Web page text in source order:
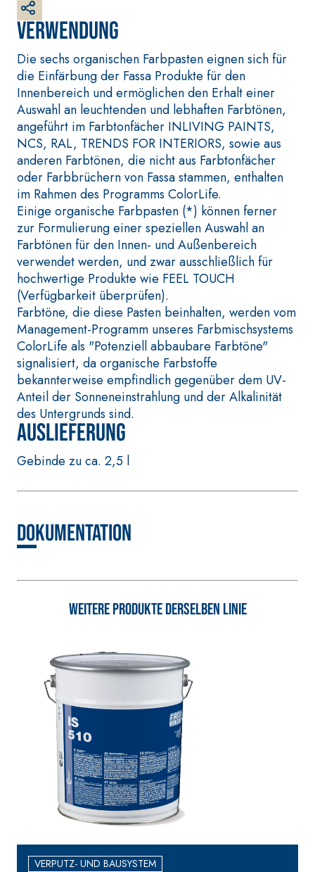
Verwendung
Die sechs organischen Farbpasten eignen sich für
die Einfärbung der Fassa Produkte für den
Innenbereich und ermöglichen den Erhalt einer
Auswahl an leuchtenden und lebhaften Farbtönen,
angeführt im Farbtonfächer INLIVING PAINTS,
NCS, RAL, TRENDS FOR INTERIORS, sowie aus
anderen Farbtönen, die nicht aus Farbtonfächer
oder Farbbrüchern von Fassa stammen, enthalten
im Rahmen des Programms ColorLife.
Einige organische Farbpasten (*) können ferner
zur Formulierung einer speziellen Auswahl an
Farbtönen für den Innen- und Außenbereich
verwendet werden, und zwar ausschließlich für
hochwertige Produkte wie FEEL TOUCH
(Verfügbarkeit überprüfen).
Farbtöne, die diese Pasten beinhalten, werden vom
Management-Programm unseres Farbmischsystems
ColorLife als "Potenziell abbaubare Farbtöne"
signalisiert, da organische Farbstoffe
bekannterweise empfindlich gegenüber dem UV-
Anteil der Sonneneinstrahlung und der Alkalinität
des Untergrunds sind.
Auslieferung
Gebinde zu ca. 2,5 l
Dokumentation
Weitere Produkte derselben Linie
VERPUTZ- UND BAUSYSTEM
Grundputz auf Basis von
Luftkalk, für innen und
außen
BETONINSTANDSETZUNGS-
SYSTEM
THIXOTROPE PRODUKTE
GEOACTIVE R4 40
Polymermodifizierter,
thixotroper und
faserverstärkter
Schnellmörtel bestehend
aus speziellen
sulfatbeständigen Bindern,
für die Passivierung, die
Reparatur, die
Verspachtelung und den
Schutz von
UND
FASSAFLOOR –
FASSAFLOOR
auf Anhydrit-
Quarzbasis
Anfertigung
KLEBER UND
A 96 RESPHIRA
Spachtelkleber mit
hydraulischem Naturkalk
NHL 3,5 und speziellen
Leichtfüllstoffen